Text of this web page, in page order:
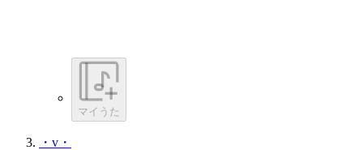
マイうた
・v・